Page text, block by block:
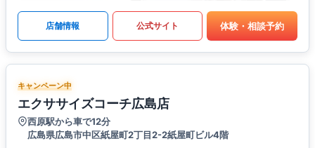
店舗情報 公式サイト 体験・相談予約
キャンペーン中
エクササイズコーチ広島店
西原駅から車で12分
広島県広島市中区紙屋町2丁目2-2紙屋町ビル4階